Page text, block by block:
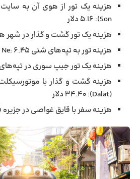
Son): 5.16 دلار
هزینه یک تور گشت و گذار در شهر هانوی:
هزینه تور به تپه‌های شنی Mui Ne: 6.45 دلار
هزینه یک تور جیپ سوری در تپه‌های شنی:
هزینه گشت و گذار با
(Dalat): 34.40 دلار
هزینه سفر با قایق غواصی در جزیره فوکوک: